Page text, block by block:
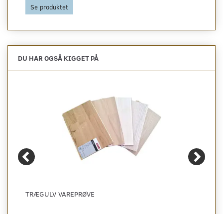
Se produktet
DU HAR OGSÅ KIGGET PÅ
TRÆGULV VAREPRØVE